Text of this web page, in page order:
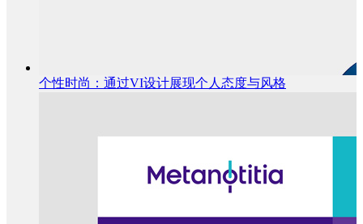
个性时尚：通过VI设计展现个人态度与风格